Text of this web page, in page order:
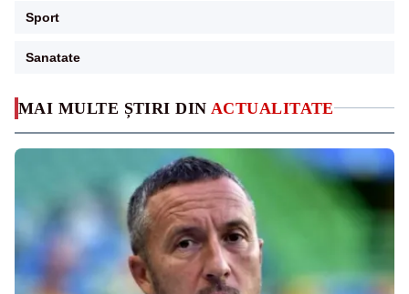
MAI MULTE ȘTIRI DIN ACTUALITATE
Sport
Sanatate